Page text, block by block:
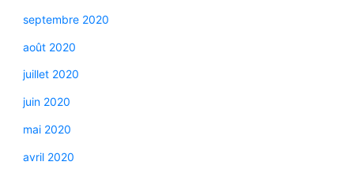
septembre 2020
août 2020
juillet 2020
juin 2020
mai 2020
avril 2020